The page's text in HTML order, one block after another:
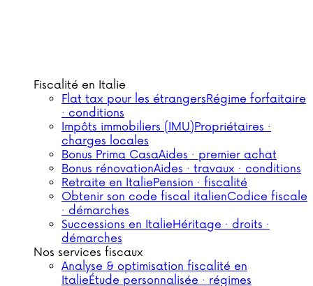
Fiscalité en Italie
Flat tax pour les étrangersRégime forfaitaire
· conditions
Impôts immobiliers (IMU)Propriétaires ·
charges locales
Bonus Prima CasaAides · premier achat
Bonus rénovationAides · travaux · conditions
Retraite en ItaliePension · fiscalité
Obtenir son code fiscal italienCodice fiscale
· démarches
Successions en ItalieHéritage · droits ·
démarches
Nos services fiscaux
Analyse & optimisation fiscalité en
ItalieÉtude personnalisée · régimes